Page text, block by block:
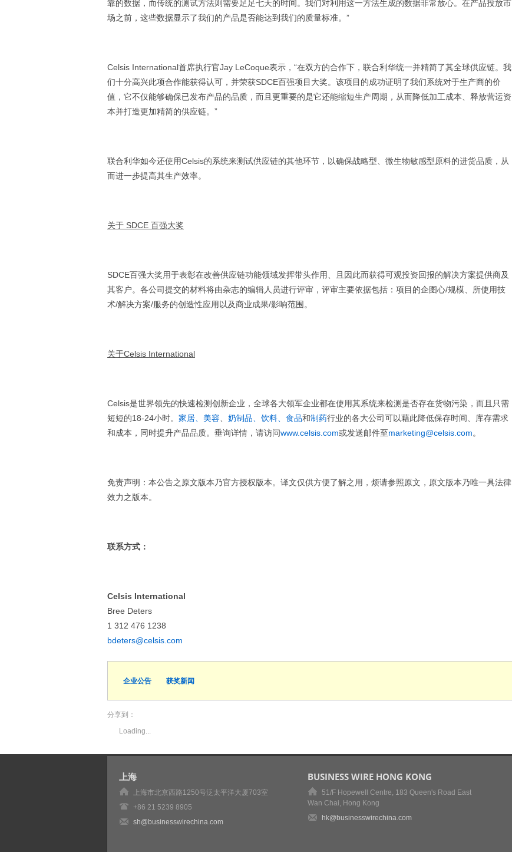
靠的数据，而传统的测试方法则需要足足七天的时间。我们对利用这一方法生成的数据非常放心。在产品投放市
场之前，这些数据显示了我们的产品是否能达到我们的质量标准。”
Celsis International首席执行官Jay LeCoque表示，“在双方的合作下，联合利华统一并精简了其全球供应链。我
们十分高兴此项合作能获得认可，并荣获SDCE百强项目大奖。该项目的成功证明了我们系统对于生产商的价
值，它不仅能够确保已发布产品的品质，而且更重要的是它还能缩短生产周期，从而降低加工成本、释放营运资
本并打造更加精简的供应链。”
联合利华如今还使用Celsis的系统来测试供应链的其他环节，以确保战略型、微生物敏感型原料的进货品质，从
而进一步提高其生产效率。
关于 SDCE 百强大奖
SDCE百强大奖用于表彰在改善供应链功能领域发挥带头作用、且因此而获得可观投资回报的解决方案提供商及
其客户。各公司提交的材料将由杂志的编辑人员进行评审，评审主要依据包括：项目的企图心/规模、所使用技
术/解决方案/服务的创造性应用以及商业成果/影响范围。
关于Celsis International
Celsis是世界领先的快速检测创新企业，全球各大领军企业都在使用其系统来检测是否存在货物污染，而且只需
短短的18-24小时。 家居、美容 奶制品、饮料、食品和制药行业的各大公司可以藉此降低保存时间、库存需求
和成本，同时提升产品品质。垂询详情，请访问www.celsis.com或发送邮件至marketing@celsis.com。
免责声明：本公告之原文版本乃官方授权版本。译文仅供方便了解之用，烦请参照原文，原文版本乃唯一具法律
效力之版本。
联系方式：
Celsis International
Bree Deters
1 312 476 1238
bdeters@celsis.com
企业公告 获奖新闻
分享到：
Loading...
上海
上海市北京西路1250号泛太平洋大厦703室
+86 21 5239 8905
sh@businesswirechina.com
BUSINESS WIRE HONG KONG
51/F Hopewell Centre, 183 Queen's Road East
Wan Chai, Hong Kong
hk@businesswirechina.com